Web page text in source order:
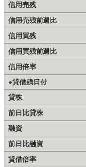
信用売残
信用売残前週比
信用買残
信用買残前週比
信用倍率
●貸借残日付
貸株
前日比貸株
融資
前日比融資
貸借倍率